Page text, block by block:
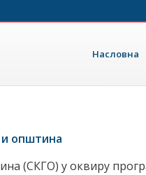
Насловна
и општина
(СКГО) у оквиру